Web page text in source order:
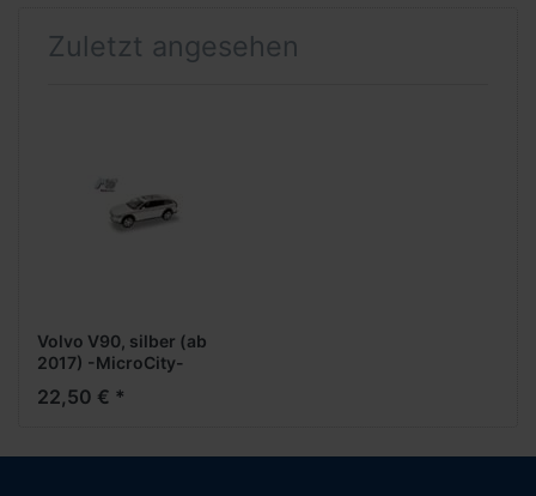
Zuletzt angesehen
Volvo V90, silber (ab
2017) -MicroCity-
22,50 € *